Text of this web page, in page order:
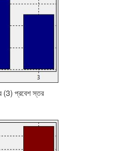
(3) প্রবেশ স্তর